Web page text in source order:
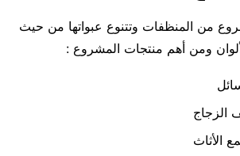
من المنظفات وتتنوع عبواتها من حيث
ومن أهم منتجات المشروع :
الزجاج
الأثاث